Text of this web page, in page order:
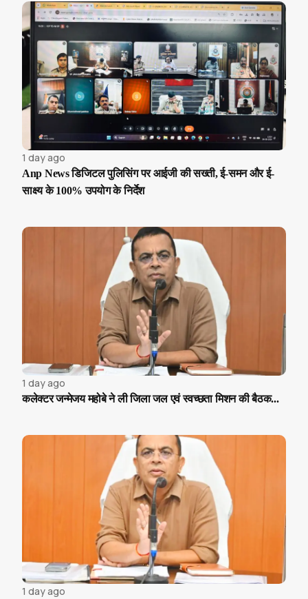
1 day ago
Anp News डिजिटल पुलिसिंग पर आईजी की सख्ती, ई-समन और ई-
साक्ष्य के 100% उपयोग के निर्देश
1 day ago
कलेक्टर जन्मेजय महोबे ने ली जिला जल एवं स्वच्छता मिशन की बैठक...
1 day ago